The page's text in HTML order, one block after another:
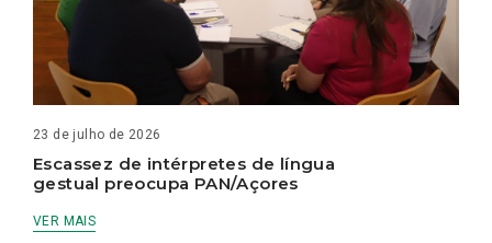
23 de julho de 2026
Escassez de intérpretes de língua
gestual preocupa PAN/Açores
VER MAIS